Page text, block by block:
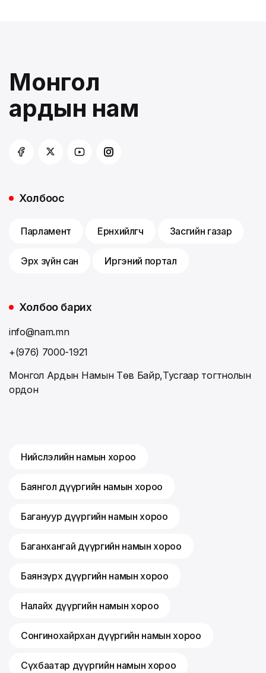
Монгол
ардын нам
Холбоос
Парламент Ерөнхийлөгч Засгийн газар
Эрх зүйн сан Иргэний портал
Холбоо барих
info@nam.mn
+(976) 7000-1921
Монгол Ардын Намын Төв Байр,Тусгаар тогтнолын
ордон
Нийслэлийн намын хороо
Баянгол дүүргийн намын хороо
Багануур дүүргийн намын хороо
Баганхангай дүүргийн намын хороо
Баянзүрх дүүргийн намын хороо
Налайх дүүргийн намын хороо
Сонгинохайрхан дүүргийн намын хороо
Сүхбаатар дүүргийн намын хороо